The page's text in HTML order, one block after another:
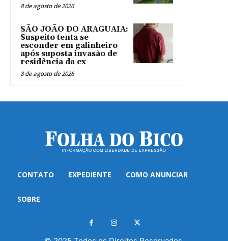
8 de agosto de 2026
SÃO JOÃO DO ARAGUAIA:
Suspeito tenta se
esconder em galinheiro
após suposta invasão de
residência da ex
8 de agosto de 2026
CONTATO EXPEDIENTE COMO ANUNCIAR
SOBRE